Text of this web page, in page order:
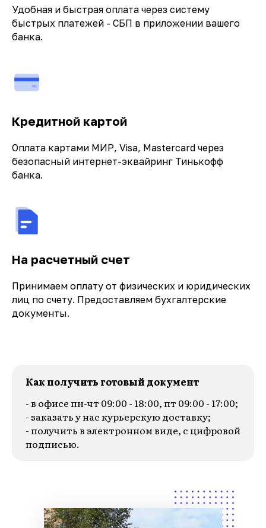
Удобная и быстрая оплата через систему
быстрых платежей - СБП в приложении вашего
банка.
Кредитной картой
Оплата картами МИР, Visa, Mastercard через
безопасный интернет-эквайринг Тинькофф
банка.
На расчетный счет
Принимаем оплату от физических и юридических
лиц по счету. Предоставляем бухгалтерские
документы.
Как получить готовый документ
- в офисе пн-чт 09:00 - 18:00, пт 09:00 - 17:00;
- заказать у нас курьерскую доставку;
- получить в электронном виде, с цифровой
подписью.